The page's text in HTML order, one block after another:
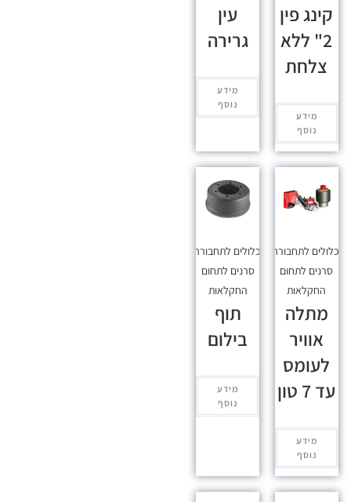
קינג פין
2" ללא
צלחת
מידע
נוסף
עין
גרירה
מידע
נוסף
לתחבורה,
סרנים לתחום
החקלאות
מתלה
אוויר
לעומס
עד 7 טון
מידע
נוסף
מכלולים לתחבורה,
סרנים לתחום
החקלאות
תוף
בילום
מידע
נוסף